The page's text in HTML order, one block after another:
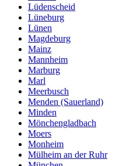
Lüdenscheid
Lüneburg
Lünen
Magdeburg
Mainz
Mannheim
Marburg
Marl
Meerbusch
Menden (Sauerland)
Minden
Mönchengladbach
Moers
Monheim
Mülheim an der Ruhr